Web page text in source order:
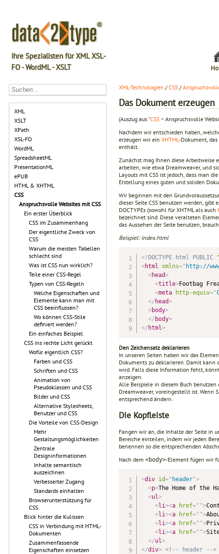
Ihre Spezialisten für XML XSL-
FO - WordML - XSLT
XML
XSLT
XPath
XSL-FO
WordML
SpreadsheetML
PresentationML
ePUB
HTML & XHTML
CSS
Anspruchsvolle Websites mit CSS
Ein erster Überblick
CSS im Zusammenhang
Der eigentliche Zweck von
CSS
Warum die meisten Tabellen
schlecht sind
Was ist CSS nun wirklich?
Teile einer CSS-Regel
Typen von CSS-Regeln
Welche Eigenschaften und
Elemente kann man mit
CSS beeinflussen?
Wo können CSS-Stile
definiert werden?
Ein einfaches Beispiel
CSS ins rechte Licht gerückt
Wofür eigentlich CSS?
Farben und CSS
Schriften und CSS
Animation von
Pseudoklassen und CSS
Bilder und CSS
Alternative Stylesheets,
Benutzer und CSS
Die Vorteile von CSS-Design
Mehr
Gestaltungsmöglichkeiten
Zentrale
Designinformationen
Inhalte semantisch
auszeichnen
Verbesserter Zugang
Standards einhalten
Browserunterstützung für
CSS
Blick hinter die Kulissen
CSS in Verbindung mit HTML-
Dokumenten
Zusammenfassende
Eigenschaften einsetzen
XML-Technologien /CSS /
Das Dokument erzeugen
(Auszug aus "CSS − Anspruchsvolle
Nachdem wir entschieden haben,
erzeugen wir ein XHTML -Dokument,
enthält.
Zunächst mag Ihnen diese Arbeitweise
arbeiten, wie etwa Dreamweaver, und
Layouts mit CSS ist jedoch, dass man
Erstellung eines guten und soliden
Wir beginnen mit den
dieser Seite CSS benutzen werden, gibt
DOCTYPEs (sowohl für XHTML als auch
bezeichnet sind. Diese veralteten
das Aussehen der Seite benutzen,
Beispiel: index.html
<! DOCTYPE html PUBLIC
<html xmlns=" http://
<head>
<title>Footbag
<meta http-equiv="
</ head>
<body>
</ body>
</ html>
Den Zeichensatz deklarieren
In unseren Seiten haben wir das
Dokuments zu deklarieren. Damit kann
wird. Falls diese Information fehlt,
anzeigen.
Alle Beispiele in diesem Buch
Dreamweaver, voreingestellt ist. Wenn
entsprechend ändern.
Die Kopfleiste
Fangen wir an, die Inhalte der Seite in
Bereiche einteilen, indem wir jeden
benennen so die entsprechenden
Nach dem <body>-Element fügen wir
<div id=" header">
<p>The Home of the
<ul>
<li><a href=" ">
<li><a href=" ">
<li><a href=" ">
<li><a href=" ">
</ul>
</div> <!-- header -->